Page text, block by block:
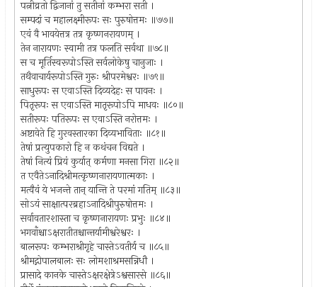
पत्नीव्रतो द्विजानां तु सतीनां कम्भरा सती ।
सम्पदां च महालक्ष्मीरूपः सः पुरुषोत्तमः ॥७७॥
एवं वै भावयेत्तत्र तत्र कृष्णनरायणम् ।
तेन नारायणः स्वामी तत्र फलति सर्वथा ॥७८॥
स च मूर्तिस्वरूपोऽस्ति सर्वलोकेषु चानुजाः ।
तथैवाचार्यरूपोऽस्ति गुरुः श्रीपरमेश्वरः ॥७९॥
साधुरूपः स एवाऽस्ति दिव्यदेहः स पावनः ।
पितृरूपः स एवाऽस्ति मातृरूपोऽपि माधवः ॥८०॥
सतीरूपः पतिरूपः स एवाऽस्ति नरोत्तमः ।
अष्टावेते हि गुरवस्तारका दिव्यभाविताः ॥८१॥
तेषां प्रत्युपकारो हि न कथंचन विद्यते ।
तेषां नित्यं प्रियं कुर्यात् कर्मणा मनसा गिरा ॥८२॥
त एवैतेऽनादिश्रीमत्कृष्णनारायणात्मकाः ।
मत्वैवं ये भजन्ते तान् यान्ति ते परमां गतिम् ॥८३॥
सोऽयं साक्षात्परब्रहाऽनादिश्रीपुरुषोत्तमः ।
सर्वावतारशास्ता च कृष्णनारायणः प्रभुः ॥८४॥
भगवाँश्चाऽक्षरातीतश्चान्तर्यामीश्वरेश्वरः ।
बालरूपः कम्भराश्रीगृहे चास्तेऽवतीर्य च ॥८५॥
श्रीमद्गोपालबालः सः लोमशाश्रमसन्निधौ ।
प्रासादे कानके चास्तेऽक्षरक्षेत्रेऽश्वसारसे ॥८६॥